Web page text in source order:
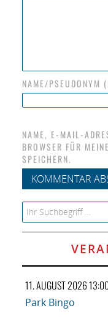
NAME/PSEUDONYM
NAME, E-MAIL-
BROWSER FÜR
SPEICHERN.
Search for:
11. AUGUST 2026
Park Bingo